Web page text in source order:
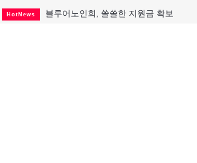
HotNews 블루어노인회, 쏠쏠한 지원금 확보